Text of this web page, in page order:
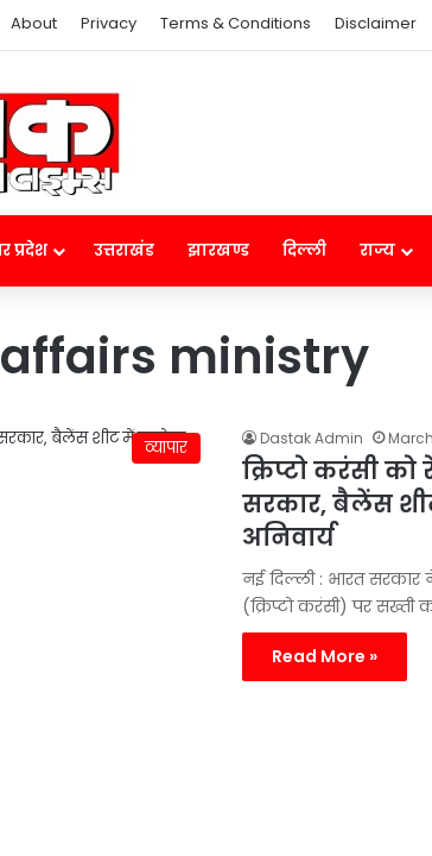
About Privacy Terms & Conditions Disclaimer
प्रदेश उत्तराखंड झारखण्ड दिल्ली राज्य
ministry
व्यापार Dastak Admin
क्रिप्टो करंसी
सरकार, बैलेंस
अनिवार्य
नई दिल्ली : भारत सरकार
(क्रिप्टो करंसी) पर
Read More »